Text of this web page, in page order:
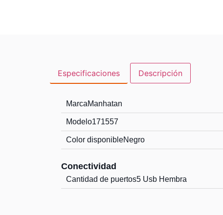
Especificaciones Descripción
MarcaManhatan
Modelo171557
Color disponibleNegro
Conectividad
Cantidad de puertos5 Usb Hembra